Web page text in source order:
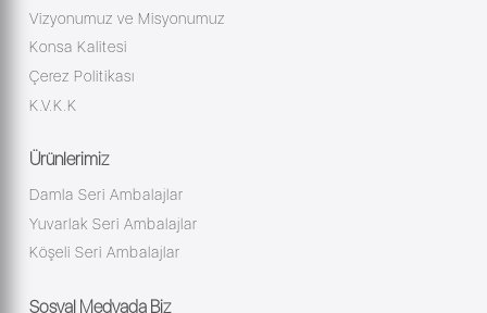
Vizyonumuz ve Misyonumuz
Konsa Kalitesi
Çerez Politikası
K.V.K.K
Ürünlerimiz
Damla Seri Ambalajlar
Yuvarlak Seri Ambalajlar
Köşeli Seri Ambalajlar
Sosyal Medyada Biz